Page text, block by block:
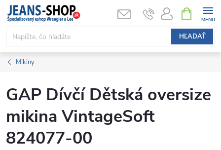
Prejsť
obsah
HĽADAŤ
KOŠÍK
Mikiny
GAP Dívčí Dětská oversize
mikina VintageSoft
824077-00